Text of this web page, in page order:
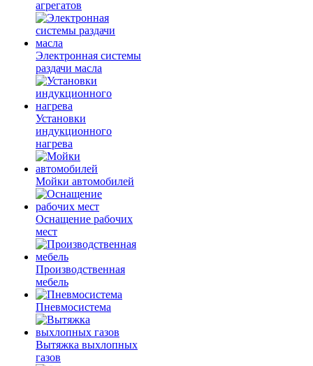
агрегатов
Электронная системы
раздачи масла
Установки
индукционного
нагрева
Мойки автомобилей
Оснащение рабочих
мест
Производственная
мебель
Пневмосистема
Вытяжка выхлопных
газов